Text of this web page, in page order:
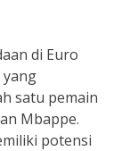
di Euro
yang
satu pemain
Mbappe.
potensi